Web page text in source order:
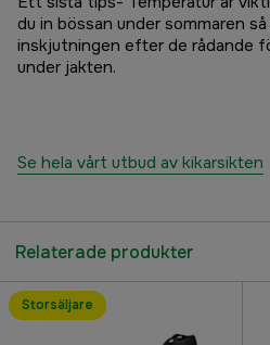
du in bössan under sommaren
inskjutningen efter de rådande
under jakten.
Se hela vårt utbud av kikarsikten
Relaterade produkter
Storsäljare